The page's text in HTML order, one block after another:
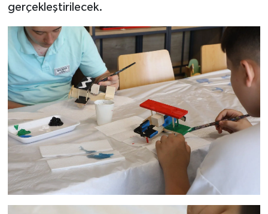
gerçekleştirilecek.